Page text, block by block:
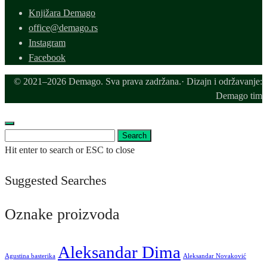
Knjižara Demago
office@demago.rs
Instagram
Facebook
© 2021–2026 Demago. Sva prava zadržana.· Dizajn i održavanje:
Demago tim
for:
Search
Hit enter to search or ESC to close
Suggested Searches
Oznake proizvoda
Agustina basterika Aleksandar Dima Aleksandar Novaković